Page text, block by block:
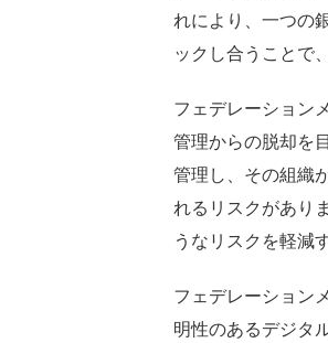
れにより、一つの
ックし合うことで
フェデレーション
管理からの脱却を
管理し、その組織
れるリスクがあり
うなリスクを軽減
フェデレーション
明性のあるデジタ